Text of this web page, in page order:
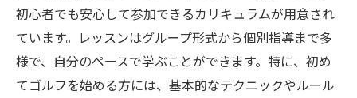
初心者でも安心して参加できるカリキュラムが用意され
ています。レッスンはグループ形式から個別指導まで多
様で、自分のペースで学ぶことができます。特に、初め
てゴルフを始める方には、基本的なテクニックやルール